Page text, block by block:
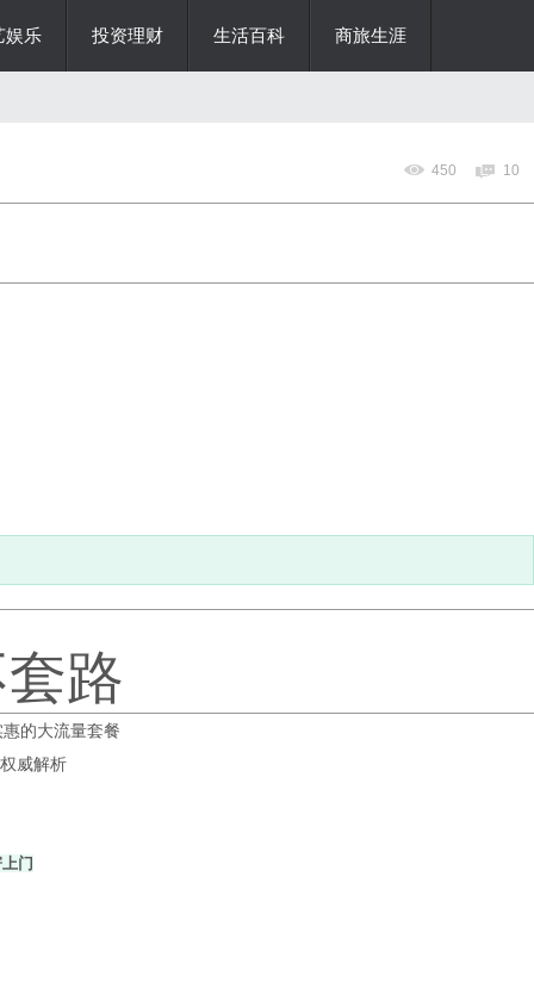
娱乐 投资理财 生活百科 商旅生涯
450 10
路
的大流量套餐
威解析
门